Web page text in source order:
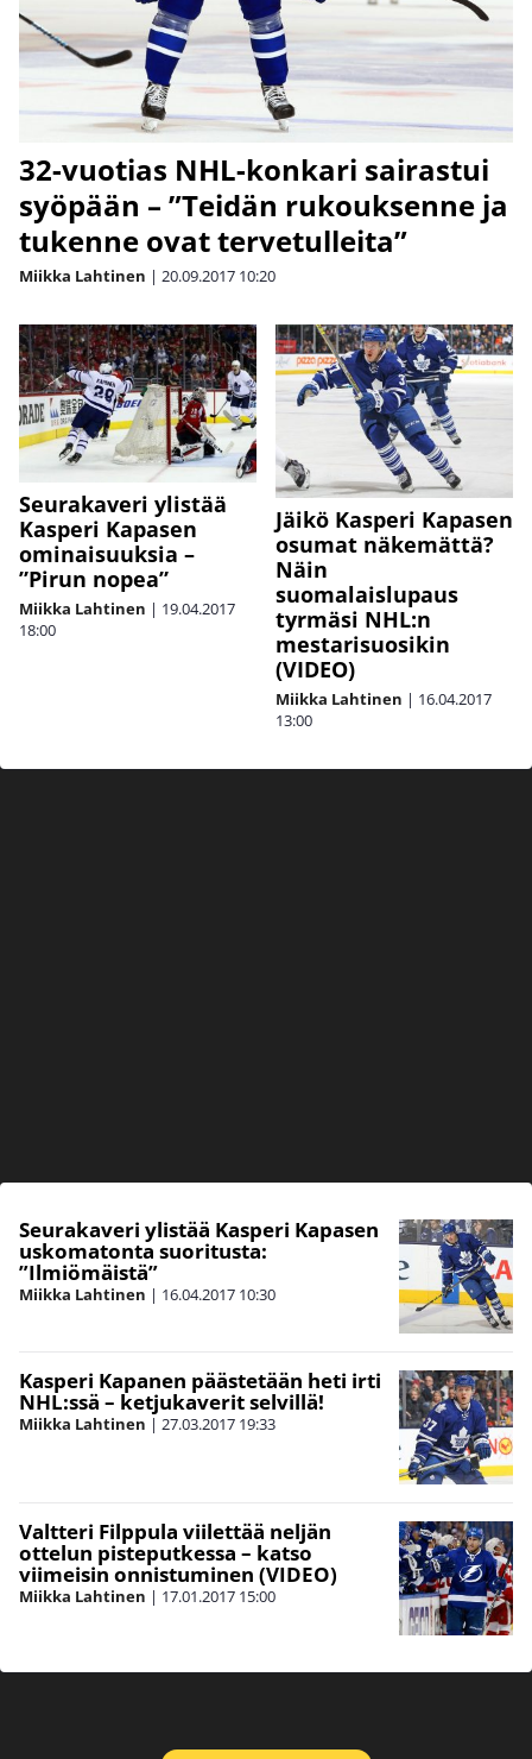
32-vuotias NHL-konkari sairastui
syöpään – ”Teidän rukouksenne ja
tukenne ovat tervetulleita”
Miikka Lahtinen | 20.09.2017 10:20
Seurakaveri ylistää
Kasperi Kapasen
ominaisuuksia –
”Pirun nopea”
Miikka Lahtinen | 19.04.2017
18:00
Jäikö Kasperi Kapasen
osumat näkemättä?
Näin
suomalaislupaus
tyrmäsi NHL:n
mestarisuosikin
(VIDEO)
Miikka Lahtinen | 16.04.2017
13:00
Seurakaveri ylistää Kasperi Kapasen
uskomatonta suoritusta:
”Ilmiömäistä”
Miikka Lahtinen | 16.04.2017 10:30
Kasperi Kapanen päästetään heti irti
NHL:ssä – ketjukaverit selvillä!
Miikka Lahtinen | 27.03.2017 19:33
Valtteri Filppula viilettää neljän
ottelun pisteputkessa – katso
viimeisin onnistuminen (VIDEO)
Miikka Lahtinen | 17.01.2017 15:00